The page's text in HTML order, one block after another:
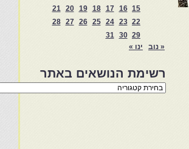
15
16
17
18
19
20
21
22
23
24
25
26
27
28
29
30
31
« נוב
ינו »
רשימת הנושאים באתר
רשימת
הנושאים